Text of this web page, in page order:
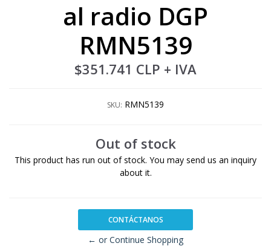
al radio DGP
RMN5139
$351.741 CLP + IVA
SKU: RMN5139
Out of stock
This product has run out of stock. You may send us an inquiry
about it.
CONTÁCTANOS
← or Continue Shopping